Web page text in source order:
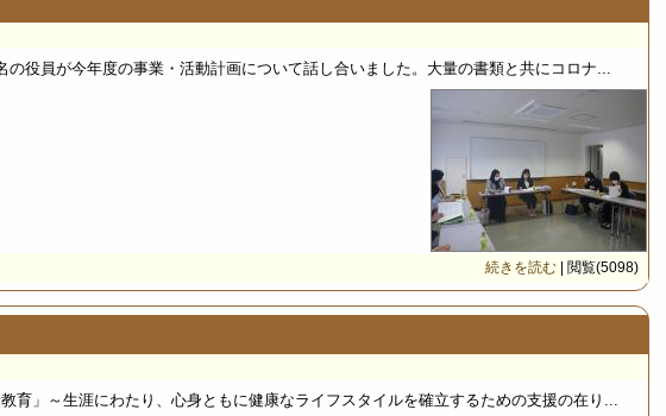
員が今年度の事業・活動計画について話し合いました。大量の書類と共にコロナ...
続きを読む | 閲覧(5098)
」～生涯にわたり、心身ともに健康なライフスタイルを確立するための支援の在り...